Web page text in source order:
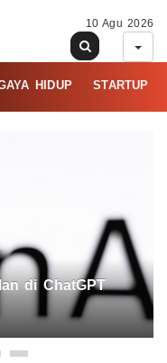
10 Agu 2026
HIDUP STARTUP
di ChatGPT